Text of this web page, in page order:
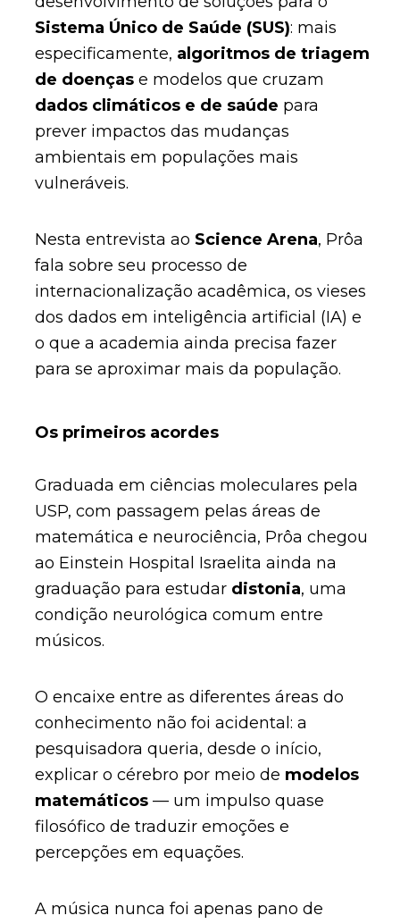
Sistema Único de Saúde (SUS): mais
especificamente, algoritmos de triagem
de doençase modelos que cruzam
dados climáticos e de saúde para
prever impactos das mudanças
ambientais em populações mais
vulneráveis.
Nesta entrevista ao Science Arena, Prôa
fala sobre seu processo de
internacionalização acadêmica, os vieses
dos dados em inteligência artificial (IA) e
o que a academia ainda precisa fazer
para se aproximar mais da população.
Os primeiros acordes
Graduada em ciências moleculares pela
USP, com passagem pelas áreas de
matemática e neurociência, Prôa chegou
ao Einstein Hospital Israelita ainda na
graduação para estudar distonia, uma
condição neurológica comum entre
músicos.
O encaixe entre as diferentes áreas do
conhecimento não foi acidental: a
pesquisadora queria, desde o início,
explicar o cérebro por meio de modelos
matemáticos— um impulso quase
filosófico de traduzir emoções e
percepções em equações.
A música nunca foi apenas pano de